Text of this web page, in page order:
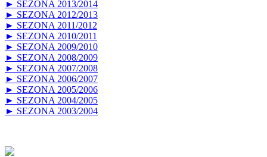
► SEZONA 2013/2014
► SEZONA 2012/2013
► SEZONA 2011/2012
► SEZONA 2010/2011
► SEZONA 2009/2010
► SEZONA 2008/2009
► SEZONA 2007/2008
► SEZONA 2006/2007
► SEZONA 2005/2006
► SEZONA 2004/2005
► SEZONA 2003/2004